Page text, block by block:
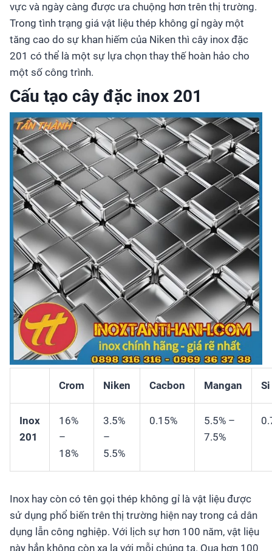
vực và ngày càng được ưa chuộng hơn trên thị trường.
Trong tình trạng giá vật liệu thép không gỉ ngày một
tăng cao do sự khan hiếm của Niken thì cây inox đặc
201 có thể là một sự lựa chọn thay thế hoàn hảo cho
một số công trình.
Cấu tạo cây đặc inox 201
Crom Niken Cacbon Mangan Si
Inox
201
16%
–
18%
3.5%
–
5.5%
0.15%
5.5% –
7.5%
Inox hay còn có tên gọi thép không gỉ là vật liệu được
sử dụng phổ biến trên thị trường hiện nay trong cả dân
dụng lẫn công nghiệp. Với lịch sự hơn 100 năm, vật liệu
này hẳn không còn xa lạ với mỗi chúng ta. Qua hơn 100